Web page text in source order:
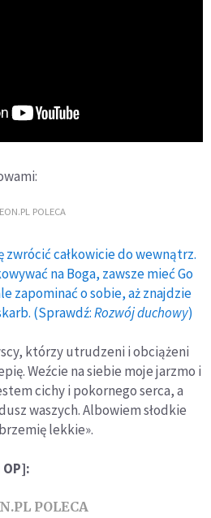
POLECA
zwrócić całkowicie do wewnątrz.
na Boga, zawsze mieć Go
zapominać o sobie, aż znajdzie
(Sprawdź:Rozwój duchowy)
którzy utrudzeni i obciążeni
Weźcie na siebie moje jarzmo i
cichy i pokornego serca, a
waszych. Albowiem słodkie
lekkie».
POLECA